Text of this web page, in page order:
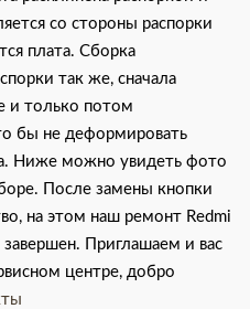
со стороны распорки
плата. Сборка
так же, сначала
и только потом
бы не деформировать
Ниже можно увидеть фото
После замены кнопки
на этом наш ремонт Redmi
Приглашаем и вас
центре, добро